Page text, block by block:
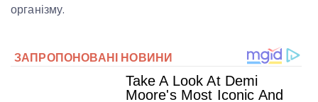
організму.